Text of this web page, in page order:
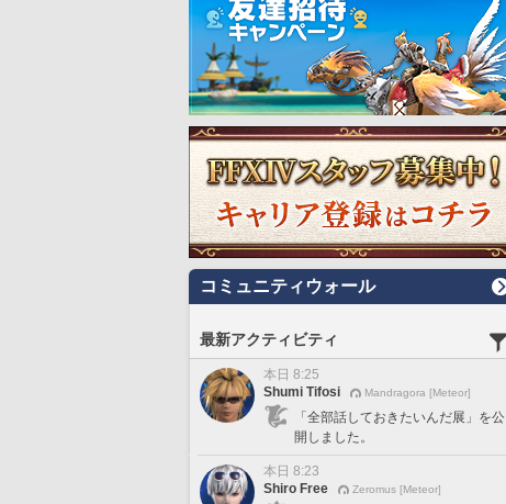
コミュニティウォール
最新アクティビティ
本日 8:25
Shumi Tifosi
Mandragora [Meteor]
「全部話しておきたいんだ展」を公
開しました。
本日 8:23
Shiro Free
Zeromus [Meteor]